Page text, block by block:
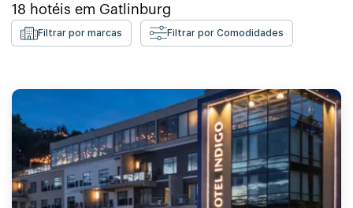
18 hotéis em Gatlinburg
Filtrar por marcas Filtrar por Comodidades